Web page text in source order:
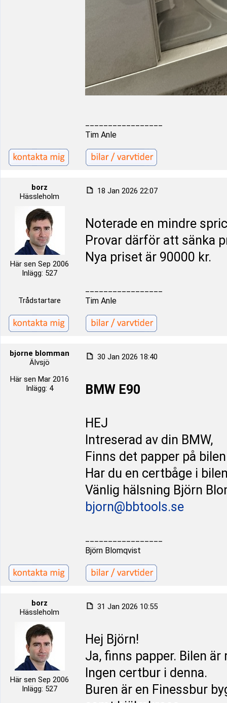
Tim Anle
borz
Hässleholm
Här sen Sep 2006
Inlägg: 527
Trådstartare
18 Jan 2026 22:07
Noterade en mindre
Provar därför att sänka
Nya priset är 90000 kr.
Tim Anle
bjorne blomman
Älvsjö
Här sen Mar 2016
Inlägg: 4
30 Jan 2026 18:40
BMW E90
HEJ
Intreserad av din BMW,
Finns det papper på
Har du en certbåge i
Vänlig hälsning Björn
bjorn@bbtools.se
Björn Blomqvist
borz
Hässleholm
Här sen Sep 2006
Inlägg: 527
31 Jan 2026 10:55
Hej Björn!
Ja, finns papper. Bilen
Ingen certbur i denna.
Buren är en Finessbur